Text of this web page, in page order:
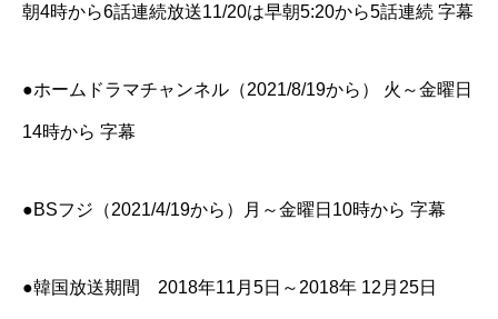
朝4時から6話連続放送11/20は早朝5:20から5話連続 字幕
●ホームドラマチャンネル（2021/8/19から） 火～金曜日
14時から 字幕
●BSフジ（2021/4/19から）月～金曜日10時から 字幕
●韓国放送期間 2018年11月5日～2018年 12月25日